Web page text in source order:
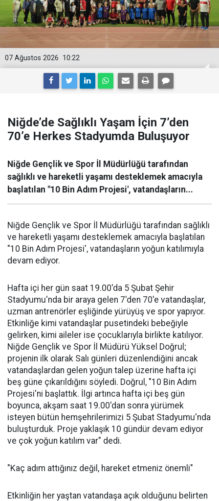
10:22
07 Ağustos 2026
Niğde’de Sağlıklı Yaşam İçin 7’den
70’e Herkes Stadyumda Buluşuyor
Niğde Gençlik ve Spor İl Müdürlüğü tarafından
sağlıklı ve hareketli yaşamı desteklemek amacıyla
başlatılan "10 Bin Adım Projesi', vatandaşların...
Niğde Gençlik ve Spor İl Müdürlüğü tarafından sağlıklı
ve hareketli yaşamı desteklemek amacıyla başlatılan
"10 Bin Adım Projesi', vatandaşların yoğun katılımıyla
devam ediyor.
Hafta içi her gün saat 19.00'da 5 Şubat Şehir
Stadyumu'nda bir araya gelen 7'den 70'e vatandaşlar,
uzman antrenörler eşliğinde yürüyüş ve spor yapıyor.
Etkinliğe kimi vatandaşlar pusetindeki bebeğiyle
gelirken, kimi aileler ise çocuklarıyla birlikte katılıyor.
Niğde Gençlik ve Spor İl Müdürü Yüksel Doğrul;
projenin ilk olarak Salı günleri düzenlendiğini ancak
vatandaşlardan gelen yoğun talep üzerine hafta içi
beş güne çıkarıldığını söyledi. Doğrul, "10 Bin Adım
Projesi'ni başlattık. İlgi artınca hafta içi beş gün
boyunca, akşam saat 19.00'dan sonra yürümek
isteyen bütün hemşehrilerimizi 5 Şubat Stadyumu'nda
buluşturduk. Proje yaklaşık 10 gündür devam ediyor
ve çok yoğun katılım var" dedi.
"Kaç adım attığınız değil, hareket etmeniz önemli"
Etkinliğin her yaştan vatandaşa açık olduğunu belirten